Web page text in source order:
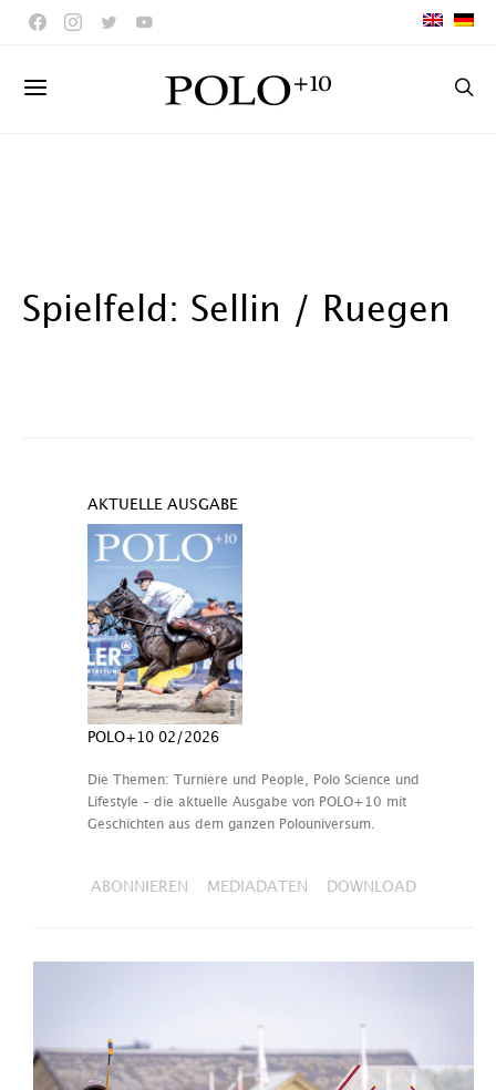
Spielfeld: Sellin / Ruegen
AKTUELLE AUSGABE
POLO+10 02/2026
Die Themen: Turniere und People, Polo Science und
Lifestyle – die aktuelle Ausgabe von POLO+10 mit
Geschichten aus dem ganzen Polouniversum.
ABONNIEREN MEDIADATEN DOWNLOAD